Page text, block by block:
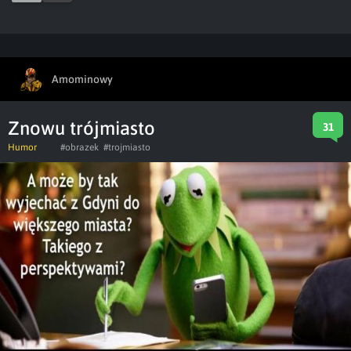
Amominowy
Znowu trójmiasto 31
Humor #obrazek #trojmiasto